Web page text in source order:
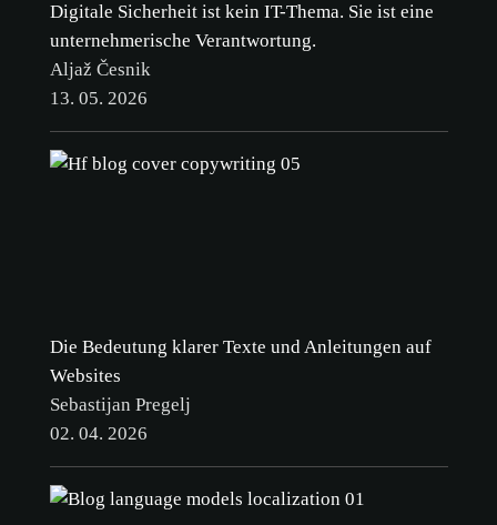
Digitale Sicherheit ist kein IT-Thema. Sie ist eine
unternehmerische Verantwortung.
Aljaž Česnik
13. 05. 2026
Die Bedeutung klarer Texte und Anleitungen auf
Websites
Sebastijan Pregelj
02. 04. 2026